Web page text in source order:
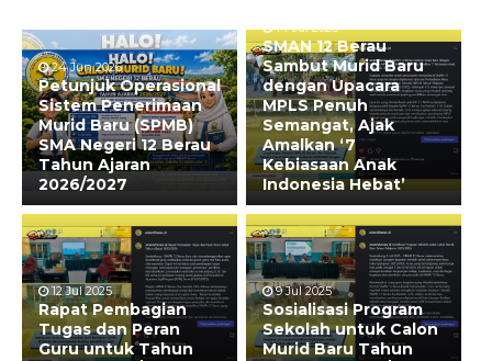
24 Jun 2026
Petunjuk Operasional
Sistem Penerimaan
Murid Baru (SPMB)
SMA Negeri 12 Berau
Tahun Ajaran
2026/2027
14 Jul 2025
SMAN 12 Berau
Sambut Murid Baru
dengan Upacara
MPLS Penuh
Semangat, Ajak
Amalkan ‘7
Kebiasaan Anak
Indonesia Hebat’
12 Jul 2025
Rapat Pembagian
Tugas dan Peran
Guru untuk Tahun
9 Jul 2025
Sosialisasi Program
Sekolah untuk Calon
Murid Baru Tahun